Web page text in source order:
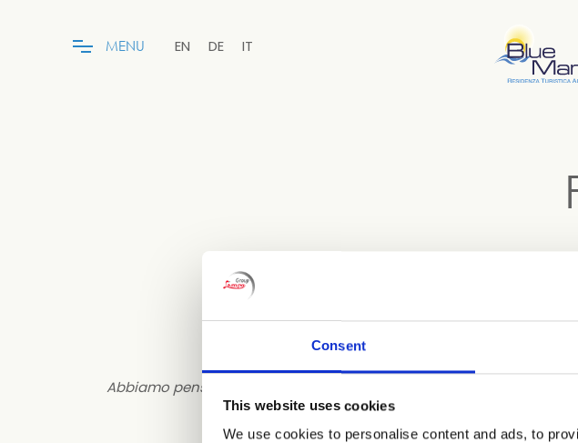
Consent
This website uses cookies
We use cookies to personalise content and ads, to
MENU EN DE IT
Leggi le
Abbiamo pensato di dare alcune risposte alle possibili domande